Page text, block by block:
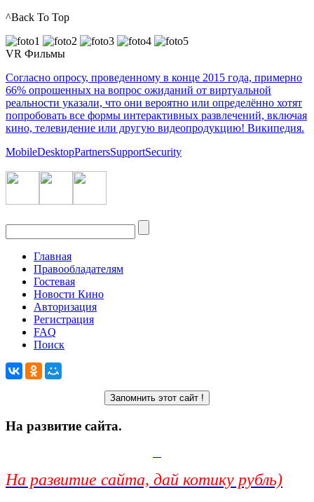
^Back To Top
VR Фильмы
Согласно опросу, проведенному в конце 2015 года, примерно
66% опрошенных на вопрос ожиданий от виртуальной
реальности указали, что они вероятно или определённо хотят
попробовать все формы интерактивных развлечений, включая
кино, телевидение или другую видеопродукцию! Википедия.
MobileDesktopPartnersSupportSecurity
Главная
Правообладателям
Гостевая
Новости Кино
Авторизация
Регистрация
FAQ
Поиск
На развитие сайта.
На развитие сайта, дай котику рубль)